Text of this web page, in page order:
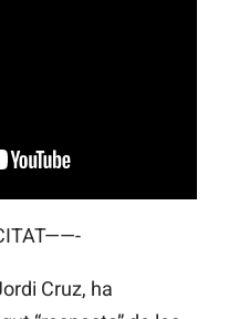
Cruz, ha